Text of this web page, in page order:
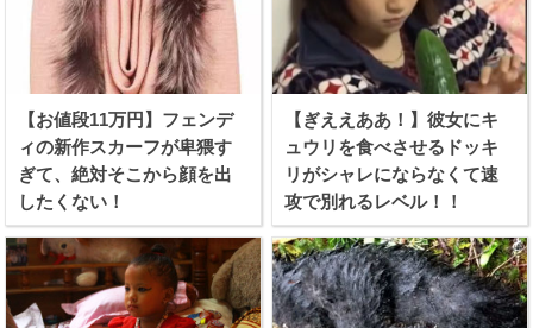
【お値段11万円】フェンデ
ィの新作スカーフが卑猥す
ぎて、絶対そこから顔を出
したくない！
【ぎええああ！】彼女にキ
ュウリを食べさせるドッキ
リがシャレにならなくて速
攻で別れるレベル！！